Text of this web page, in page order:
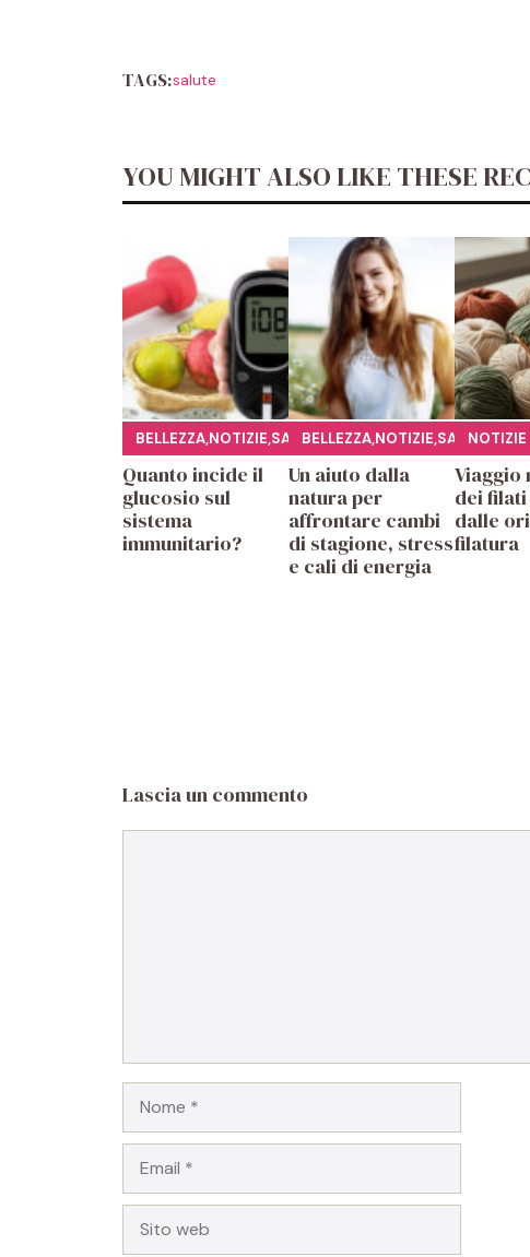
TAGS:salute
YOU MIGHT ALSO LIKE THESE
BELLEZZA,NOTIZIE,SALUTE
Quanto incide il
glucosio sul
sistema
immunitario?
BELLEZZA,NOTIZIE,SALUTE
Un aiuto dalla
natura per
affrontare cambi
di stagione, stress
e cali di energia
NOTIZIE
Viaggio
dei
dalle
filatura
Lascia un commento
web